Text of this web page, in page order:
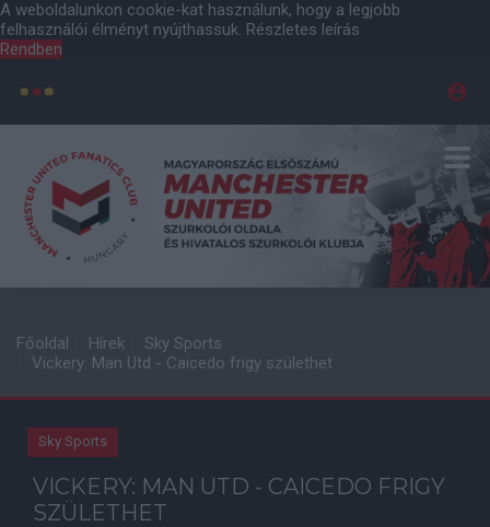
A weboldalunkon cookie-kat használunk, hogy a legjobb
felhasználói élményt nyújthassuk. Részletes leírás
Rendben
Főoldal Hírek
Sky Sports
Vickery: Man Utd - Caicedo frigy születhet
Sky Sports
VICKERY: MAN UTD - CAICEDO FRIGY
SZÜLETHET